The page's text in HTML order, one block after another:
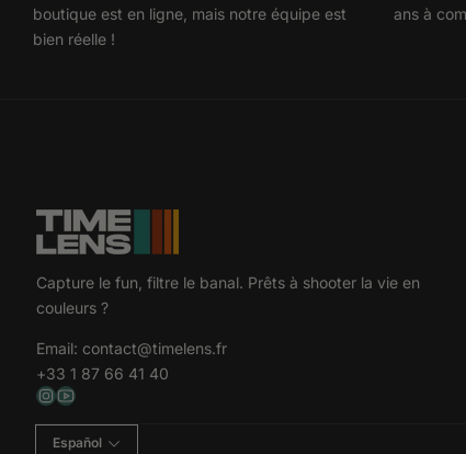
boutique est en ligne, mais notre équipe est
bien réelle !
ans à
Capture le fun, filtre le banal. Prêts à shooter la vie en
couleurs ?
Email: contact@timelens.fr
+33 1 87 66 41 40
Español